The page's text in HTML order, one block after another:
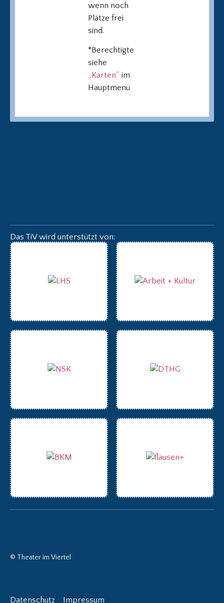
wenn noch
Plätze frei
sind.
*Berechtigte
siehe
„Karten” im
Hauptmenü
Das TiV wird unterstützt von:
© Theater im Viertel
Datenschutz Impressum